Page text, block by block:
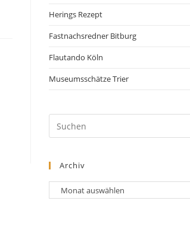
Herings Rezept
Fastnachsredner Bitburg
Flautando Köln
Museumsschätze Trier
Archiv